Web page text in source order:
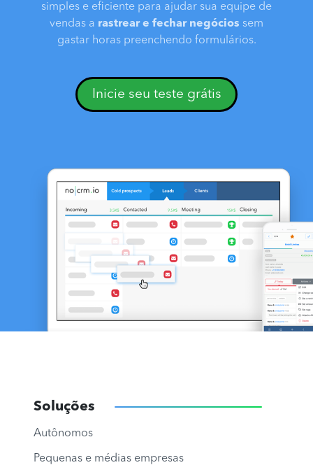
simples e eficiente para ajudar sua equipe de
vendas a rastrear e fechar negócios sem
gastar horas preenchendo formulários.
Inicie seu teste grátis
Soluções
Autônomos
Pequenas e médias empresas